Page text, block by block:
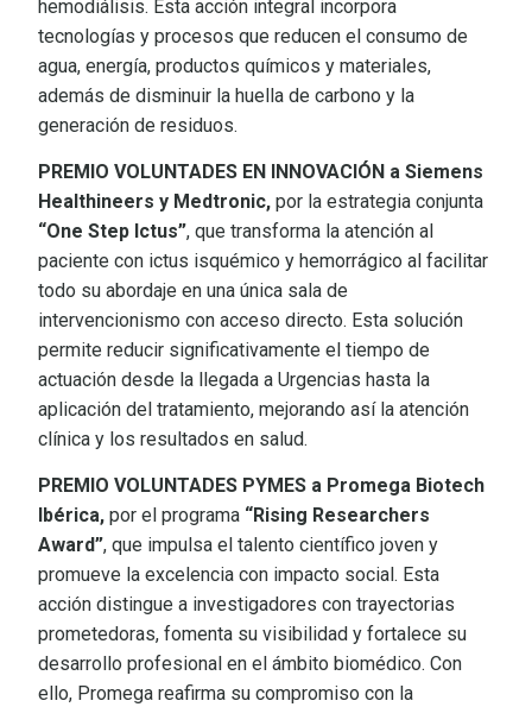
hemodiálisis. Esta acción integral incorpora
tecnologías y procesos que reducen el consumo de
agua, energía, productos químicos y materiales,
además de disminuir la huella de carbono y la
generación de residuos.
PREMIO VOLUNTADES EN INNOVACIÓN a Siemens
Healthineers y Medtronic, por la estrategia conjunta
“One Step Ictus”, que transforma la atención al
paciente con ictus isquémico y hemorrágico al facilitar
todo su abordaje en una única sala de
intervencionismo con acceso directo. Esta solución
permite reducir significativamente el tiempo de
actuación desde la llegada a Urgencias hasta la
aplicación del tratamiento, mejorando así la atención
clínica y los resultados en salud.
PREMIO VOLUNTADES PYMES a Promega Biotech
Ibérica, por el programa “Rising Researchers
Award”, que impulsa el talento científico joven y
promueve la excelencia con impacto social. Esta
acción distingue a investigadores con trayectorias
prometedoras, fomenta su visibilidad y fortalece su
desarrollo profesional en el ámbito biomédico. Con
ello, Promega reafirma su compromiso con la